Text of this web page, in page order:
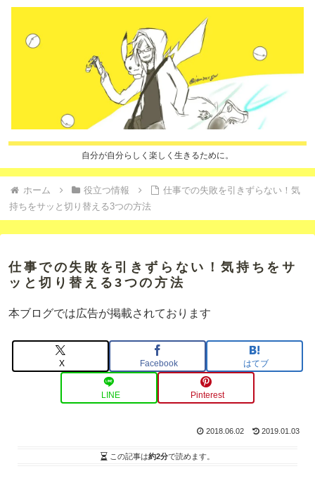
自分が自分らしく楽しく生きるために。
ホーム 役立つ情報
仕事での失敗を引きずらない！気
持ちをサッと切り替える3つの方法
仕事での失敗を引きずらない！気持ちをサ
ッと切り替える3つの方法
本ブログでは広告が掲載されております
X Facebook はてブ
LINE Pinterest
2018.06.02 2019.01.03
この記事は約2分で読めます。